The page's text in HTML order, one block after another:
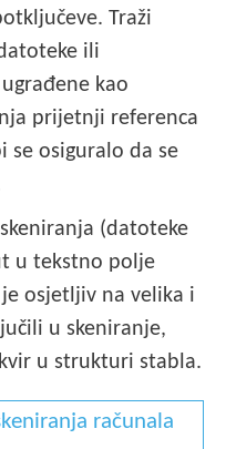
Traži
ili
kao
prijetnji referenca
se osiguralo da se
(datoteke
u tekstno polje
osjetljiv na velika i
u skeniranje,
u strukturi stabla.
računala